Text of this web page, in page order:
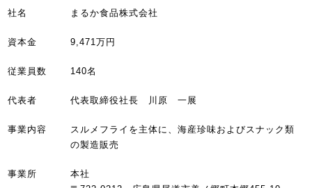
社名 まるか食品株式会社
資本金 9,471万円
従業員数 140名
代表者 代表取締役社長 川原 一展
事業内容
スルメフライを主体に、海産珍味およびスナック類
の製造販売
事業所
本社